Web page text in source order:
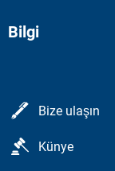
Bilgi
Bize ulaşın
Künye